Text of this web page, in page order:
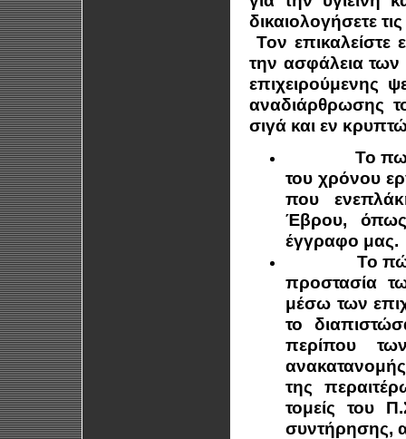
δικαιολογήσετε
Τον επικαλείστε
την ασφάλεια των
επιχειρούμενης
αναδιάρθρωσης
σιγά και εν
Το
του χρόνου
που
Έβρου,
έγγραφο μας.
Το
προστασία
μέσω των
το
περίπου
της
τομείς του
συντήρησης,